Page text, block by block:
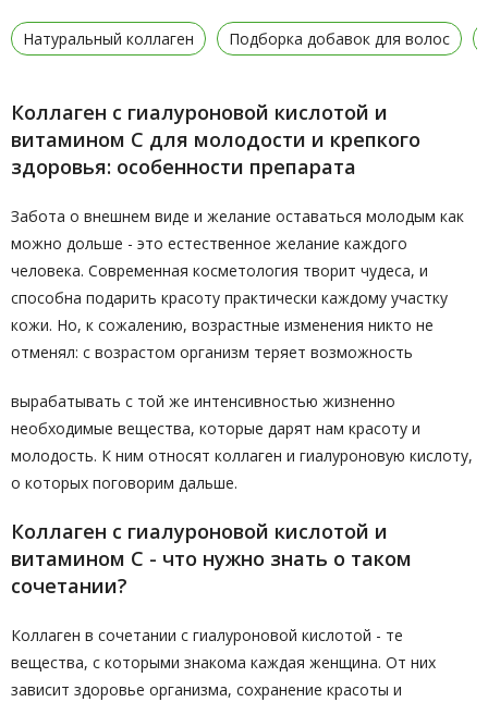
Натуральный коллаген Подборка добавок для волос
Коллаген с гиалуроновой кислотой и
витамином C для молодости и крепкого
здоровья: особенности препарата
Забота о внешнем виде и желание оставаться молодым как
можно дольше - это естественное желание каждого
человека. Современная косметология творит чудеса, и
способна подарить красоту практически каждому участку
кожи. Но, к сожалению, возрастные изменения никто не
отменял: с возрастом организм теряет возможность
вырабатывать с той же интенсивностью жизненно
необходимые вещества, которые дарят нам красоту и
молодость. К ним относят коллаген и гиалуроновую кислоту,
о которых поговорим дальше.
Коллаген с гиалуроновой кислотой и
витамином C - что нужно знать о таком
сочетании?
Коллаген в сочетании с гиалуроновой кислотой - те
вещества, с которыми знакома каждая женщина. От них
зависит здоровье организма, сохранение красоты и